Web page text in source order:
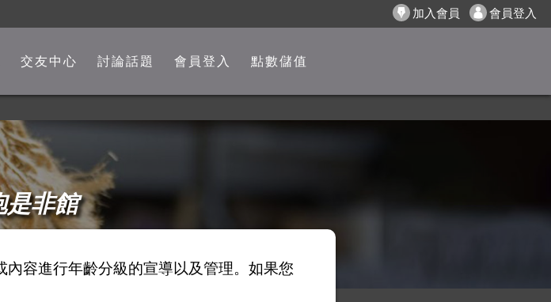
加入會員 會員登入
交友中心
另類交友中心
熊猴交友中心
中老年交友中心
討論話題
嘴砲是非館
心情分享館
時事觀點
彩虹政治版
新聞講堂
會員登入 點數儲值
是非館
內容進行年齡分級的宣導以及管理。如果您